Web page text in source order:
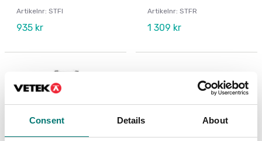
Consent Details About
Artikelnr: STFI
935 kr
Artikelnr: STFR
1 309 kr